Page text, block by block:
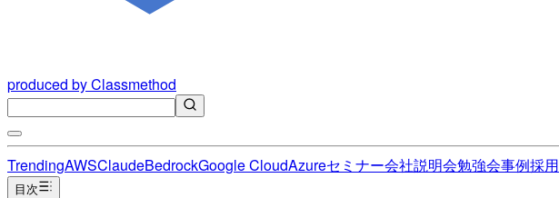
produced by Classmethod
TrendingAWSClaudeBedrockGoogle CloudAzureセミナー会社説明会勉強会事例採用
目次